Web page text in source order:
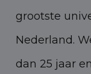
grootste
Nederland.
dan 25 jaar